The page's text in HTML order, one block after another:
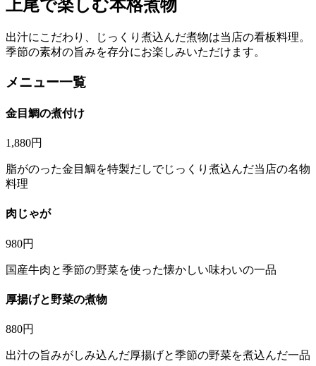
上尾で楽しむ本格煮物
出汁にこだわり、じっくり煮込んだ煮物は当店の看板料理。
季節の素材の旨みを存分にお楽しみいただけます。
メニュー一覧
金目鯛の煮付け
1,880円
脂がのった金目鯛を特製だしでじっくり煮込んだ当店の名物
料理
肉じゃが
980円
国産牛肉と季節の野菜を使った懐かしい味わいの一品
厚揚げと野菜の煮物
880円
出汁の旨みがしみ込んだ厚揚げと季節の野菜を煮込んだ一品